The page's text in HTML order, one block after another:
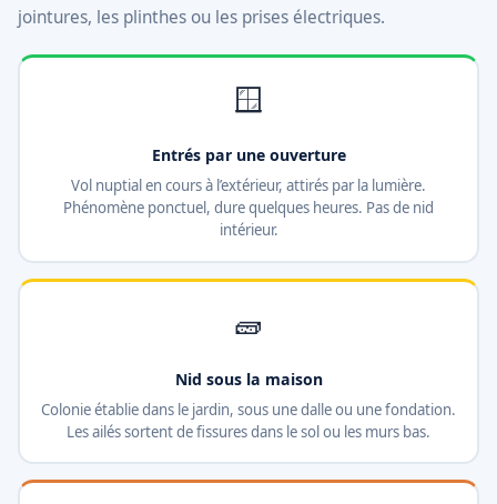
jointures, les plinthes ou les prises électriques.
🪟
Entrés par une ouverture
Vol nuptial en cours à l’extérieur, attirés par la lumière.
Phénomène ponctuel, dure quelques heures. Pas de nid
intérieur.
🧱
Nid sous la maison
Colonie établie dans le jardin, sous une dalle ou une fondation.
Les ailés sortent de fissures dans le sol ou les murs bas.